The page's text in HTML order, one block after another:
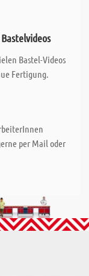
Bastel-Videos
Fertigung.
per Mail oder